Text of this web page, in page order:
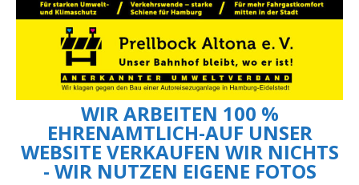
WIR ARBEITEN 100 %
EHRENAMTLICH-AUF UNSER
WEBSITE VERKAUFEN WIR NICHTS
- WIR NUTZEN EIGENE FOTOS